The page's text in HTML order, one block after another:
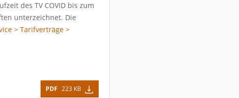
des TV COVID bis zum
unterzeichnet. Die
> Tarifverträge >
PDF 223 KB